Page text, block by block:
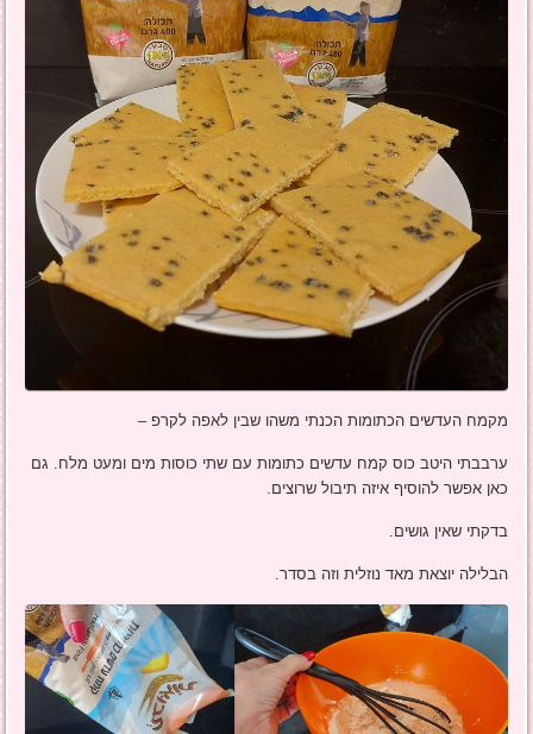
מקמח העדשים הכתומות הכנתי משהו שבין לאפה לקרפ –
ערבבתי היטב כוס קמח עדשים כתומות עם שתי כוסות מים ומעט מלח. גם
כאן אפשר להוסיף איזה תיבול שרוצים.
בדקתי שאין גושים.
הבלילה יוצאת מאד נוזלית וזה בסדר.